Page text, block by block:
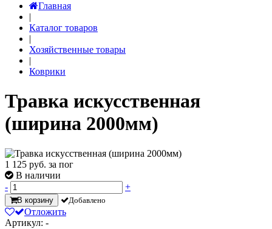
Главная
|
Каталог товаров
|
Хозяйственные товары
|
Коврики
Травка искусственная
(ширина 2000мм)
1 125 руб. за пог
В наличии
-
+
В корзину Добавлено
Отложить
Артикул: -